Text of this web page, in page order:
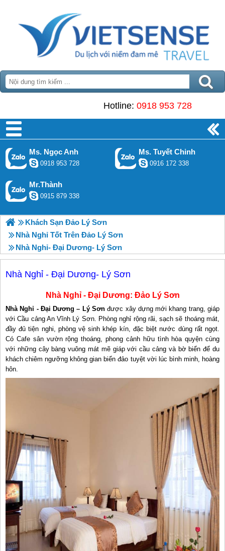
Hotline: 0918 953 728
Ms. Ngọc Anh
0918 953 728
Ms. Tuyết Chinh
0916 172 338
Mr.Thành
0915 879 338
Khách Sạn Đảo Lý Sơn
Nhà Nghỉ Tốt Trên Đảo Lý Sơn
Nhà Nghỉ- Đại Dương- Lý Sơn
Nhà Nghỉ - Đại Dương- Lý Sơn
Nhà Nghỉ - Đại Dương: Đảo Lý Sơn
Nhà Nghỉ - Đại Dương – Lý Sơn được xây dựng mới khang trang, giáp
với Cầu cảng An Vĩnh Lý Sơn. Phòng nghỉ rộng rãi, sạch sẽ thoáng mát,
đầy đủ tiện nghi, phòng vệ sinh khép kín, đặc biệt nước dùng rất ngọt.
Có Cafe sân vườn rộng thoáng, phong cảnh hữu tình hòa quyện cùng
với những cây bàng vuông mát mẽ giáp với cầu cảng và bờ biển để du
khách chiêm ngưỡng không gian biển đảo tuyệt vời lúc bình minh, hoàng
hôn.